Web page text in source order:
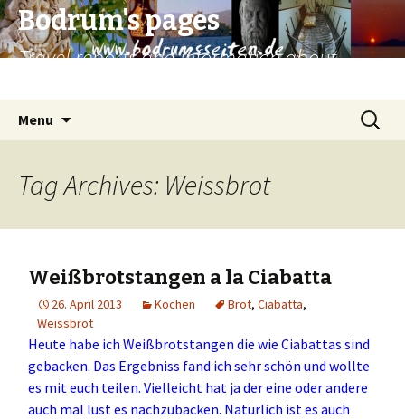
Bodrum's pages
Travel reports and information about
Menu
Search
for:
Tag Archives: Weissbrot
Weißbrotstangen a la Ciabatta
26. April 2013 Kochen Brot, Ciabatta,
Weissbrot
Heute habe ich Weißbrotstangen die wie Ciabattas sind
gebacken. Das Ergebniss fand ich sehr schön und wollte
es mit euch teilen. Vielleicht hat ja der eine oder andere
auch mal lust es nachzubacken. Natürlich ist es auch